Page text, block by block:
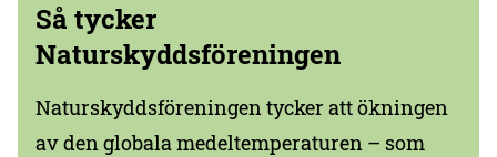
Så tycker
Naturskyddsföreningen
Naturskyddsföreningen tycker att ökningen
av den globala medeltemperaturen – som